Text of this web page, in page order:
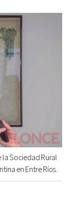
Sociedad Rural
en Entre Ríos.